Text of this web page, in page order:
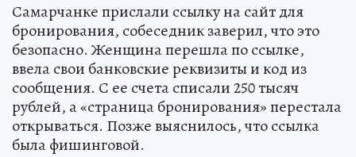
Самарчанке прислали ссылку на сайт для
бронирования, собеседник заверил, что это
безопасно. Женщина перешла по ссылке,
ввела свои банковские реквизиты и код из
сообщения. С ее счета списали 250 тысяч
рублей, а «страница бронирования» перестала
открываться. Позже выяснилось, что ссылка
была фишинговой.